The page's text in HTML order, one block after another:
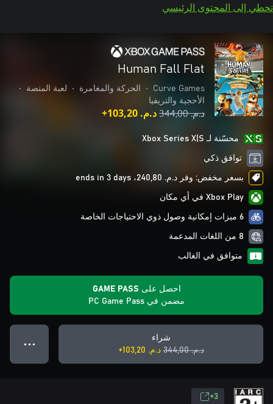
تخطي إلى المحتوى الرئيسي
Human Fall Flat
Curve Games
• الحركة والمغامرة • لعبة المنصة
•
الأحجية والتريفيا
د.م.‏ 344,00 د.م.‏ 103,20+
محسّنة لـ Xbox Series X|S
توافق ذكي
بسعر مخفض: وفر د.م.‏ 240,80، ends in 3 days
Xbox Play في أي مكان
6 ميزات إمكانية وصول ذوي الاحتياجات الخاصة
8 من اللغات المدعمة
متوافق في الغالب
احصل على GAME PASS
مضمن في PC Game Pass
شراء
د.م.‏ 344,00
د.م.‏ 103,20+
● ● ●
3+